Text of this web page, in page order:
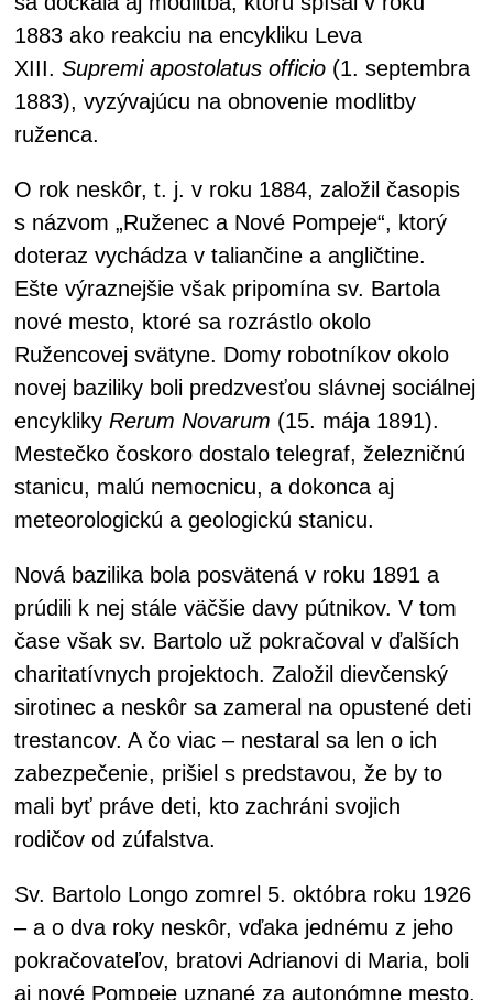
1883 ako reakciu na encykliku Leva
XIII. Supremi apostolatus officio (1. septembra
1883), vyzývajúcu na obnovenie modlitby
ruženca.
O rok neskôr, t. j. v roku 1884, založil časopis
s názvom „Ruženec a Nové Pompeje“, ktorý
doteraz vychádza v taliančine a angličtine.
Ešte výraznejšie však pripomína sv. Bartola
nové mesto, ktoré sa rozrástlo okolo
Ružencovej svätyne. Domy robotníkov okolo
novej baziliky boli predzvesťou slávnej sociálnej
encykliky Rerum Novarum (15. mája 1891).
Mestečko čoskoro dostalo telegraf, železničnú
stanicu, malú nemocnicu, a dokonca aj
meteorologickú a geologickú stanicu.
Nová bazilika bola posvätená v roku 1891 a
prúdili k nej stále väčšie davy pútnikov. V tom
čase však sv. Bartolo už pokračoval v ďalších
charitatívnych projektoch. Založil dievčenský
sirotinec a neskôr sa zameral na opustené deti
trestancov. A čo viac – nestaral sa len o ich
zabezpečenie, prišiel s predstavou, že by to
mali byť práve deti, kto zachráni svojich
rodičov od zúfalstva.
Sv. Bartolo Longo zomrel 5. októbra roku 1926
– a o dva roky neskôr, vďaka jednému z jeho
pokračovateľov, bratovi Adrianovi di Maria, boli
aj nové Pompeje uznané za autonómne mesto.